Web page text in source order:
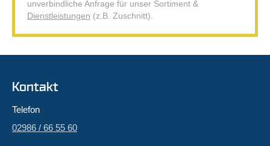
unverbindliche Anfrage für unser Sortiment &
Dienstleistungen (z.B. Zuschnitt).
Kontakt
Telefon
02986 / 66 55 60